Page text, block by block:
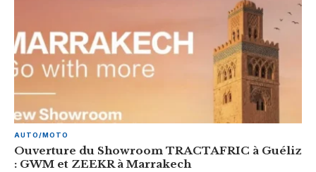
AUTO/MOTO
Ouverture du Showroom TRACTAFRIC à Guéliz
: GWM et ZEEKR à Marrakech